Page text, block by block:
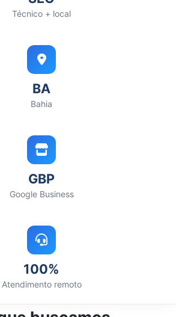
Técnico + local
BA
Bahia
GBP
Google Business
100%
Atendimento remoto